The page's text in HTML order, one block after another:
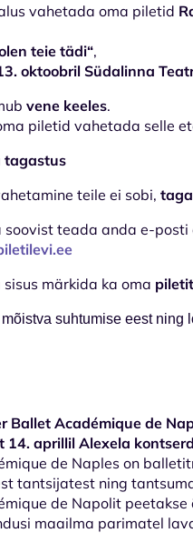
vahetada oma piletid
teie tädi“,
oktoobril Südalinna
vene keeles.
piletid vahetada selle
tagastus
teile ei sobi,
soovist teada anda e-posti
sisus märkida ka oma
suhtumise eest ning
Ballet Académique de
14. aprillil Alexela
de Naples on
tantsijatest ning
de Napolit
maailma parimatel